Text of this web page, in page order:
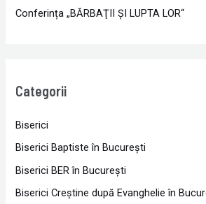
Conferința „BĂRBAŢII ŞI LUPTA LOR“
Categorii
Biserici
Biserici Baptiste în Bucureşti
Biserici BER în Bucureşti
Biserici Creştine după Evanghelie în